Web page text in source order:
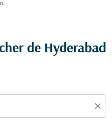
de Hyderabad
close